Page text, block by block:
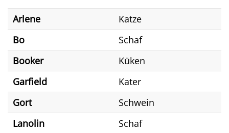
Arlene
Katze
Bo
Schaf
Booker
Küken
Garfield
Kater
Gort
Schwein
Lanolin
Schaf